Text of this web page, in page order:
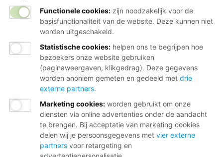
Functionele cookies: zijn noodzakelijk voor de
basisfunctionaliteit van de website. Deze kunnen niet
worden uitgeschakeld.
Statistische cookies: helpen ons te begrijpen hoe
bezoekers onze website gebruiken
(paginaweergaven, klikgedrag). Deze gegevens
worden anoniem gemeten en gedeeld met drie
externe partners.
Marketing cookies: worden gebruikt om onze
diensten via online advertenties onder de aandacht
te brengen. Bij acceptatie van marketing cookies
delen wij je persoonsgegevens met vier externe
partners voor retargeting en